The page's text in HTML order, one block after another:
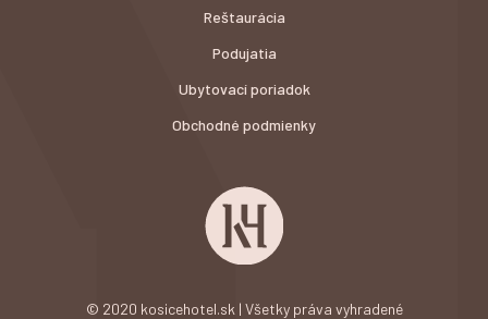
Reštaurácia
Podujatia
Ubytovací poriadok
Obchodné podmienky
© 2020 kosicehotel.sk | Všetky práva vyhradené